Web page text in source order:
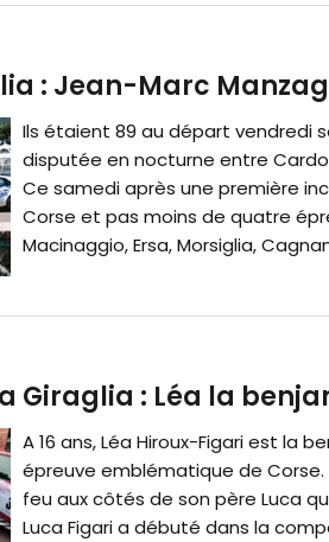
: Jean-Marc
Ils étaient 89 au départ vendredi
disputée en nocturne entre
Ce samedi après une première
Corse et pas moins de quatre
Macinaggio, Ersa, Morsiglia,
Giraglia : Léa la
A 16 ans, Léa Hiroux-Figari est la
épreuve emblématique de
feu aux côtés de son père Luca
Luca Figari a débuté dans la